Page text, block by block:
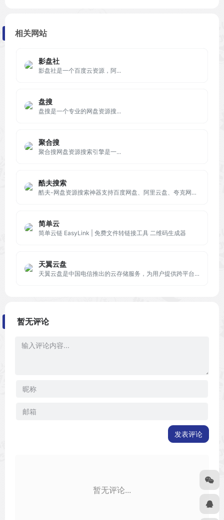
相关网站
影盘社
影盘社是一个百度云资源，阿...
盘搜
盘搜是一个专业的网盘资源搜...
聚合搜
聚合搜网盘资源搜索引擎是一...
酷夫搜索
酷夫-网盘资源搜索神器支持百度网盘、阿里云盘、夸克网盘搜索，可快速搜索百度网盘资源中的有效连接，自动识别无效的百度云网盘资源，每天更新海量资源。
简单云
简单云链 EasyLink | 免费文件转链接工具 二维码生成器
天翼云盘
天翼云盘是中国电信推出的云存储服务，为用户提供跨平台的文件存储、备份、同步及分享服务，是国内领先的免费网盘，安全、可靠、稳定、快速。天翼云盘为用户守护数据资产。
暂无评论
发表评论
暂无评论...